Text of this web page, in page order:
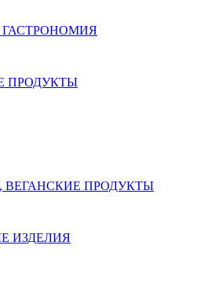
ПРОДУКТЫ
ПРОДУКТЫ
ИЗДЕЛИЯ